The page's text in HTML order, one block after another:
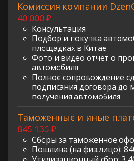
Комиссия компании
40 000 ₽
Консультация
Подбор и покупка
площадках в Китае
Фото и видео отчет о
автомобиля
Полное сопровождение
подписания договора до
получения автомобиля
Таможенные и иные
845 136 ₽
Сборы за таможенное
Пошлина (на физ.лицо):